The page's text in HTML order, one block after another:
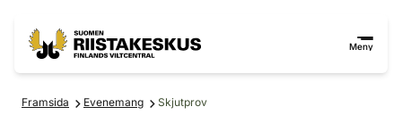
Meny
Framsida Evenemang Skjutprov